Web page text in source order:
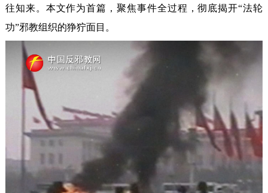
往知来。本文作为首篇，聚焦事件全过程，彻底揭开“法轮
功”邪教组织的狰狞面目。